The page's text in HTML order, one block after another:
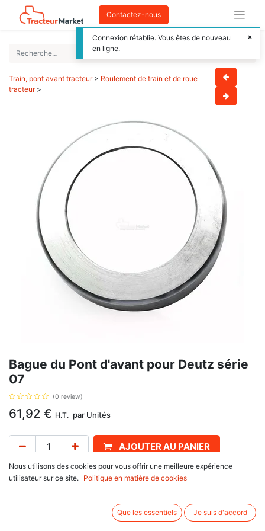
Contactez-nous
Train, pont avant tracteur> Roulement de train et de roue
tracteur>
Bague du Pont d'avant pour Deutz série
07
(0 review)
61,92 € H.T. par Unités
AJOUTER AU PANIER
Délai de livraison : 1 semaine
série Dxab : DXab110, DXab120, DXab85, DXab90,
Nous utilisons des cookies pour vous offrir une meilleure expérience
utilisateur sur ce site.
Politique en matière de cookies
Que les essentiels Je suis d'accord
Connexion rétablie. Vous êtes de nouveau
en ligne.